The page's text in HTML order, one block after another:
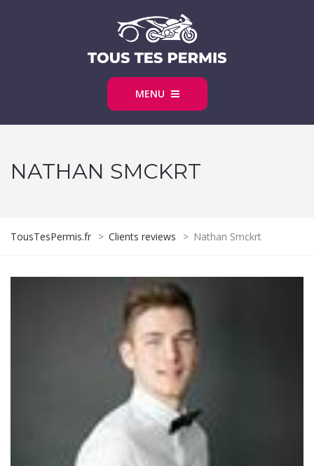
MENU
NATHAN SMCKRT
TousTesPermis.fr > Clients reviews > Nathan Smckrt